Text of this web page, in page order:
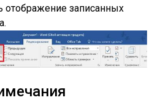
отображение записанных